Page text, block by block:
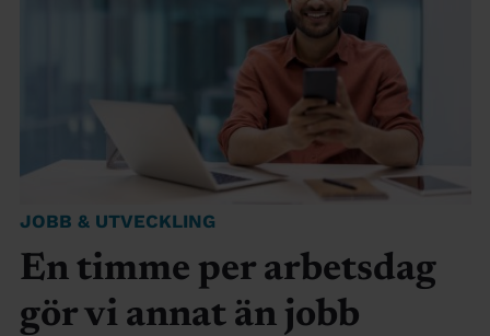
JOBB & UTVECKLING
En timme per arbetsdag
gör vi annat än jobb